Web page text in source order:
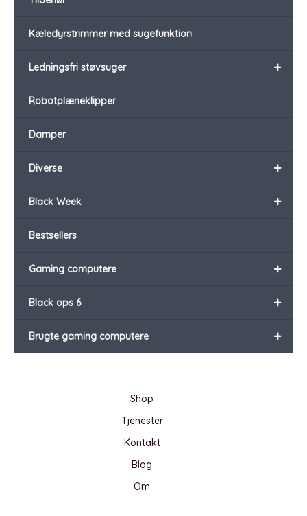
Kæledyrstrimmer med sugefunktion
+
Ledningsfri støvsuger
Robotplæneklipper
Damper
+
Diverse
+
Black Week
Bestsellers
+
Gaming computere
+
Black ops 6
+
Brugte gaming computere
Shop
Tjenester
Kontakt
Blog
Om